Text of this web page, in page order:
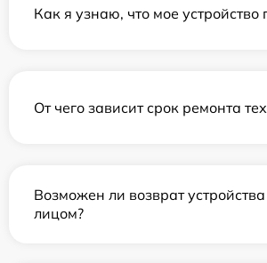
Как я узнаю, что мое устройство
От чего зависит срок ремонта
Возможен ли возврат
лицом?